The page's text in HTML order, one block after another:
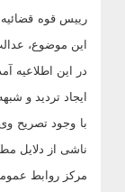
رییس قوه قضائیه
این موضوع،
در این اطلاعیه
ناشی از دلایل